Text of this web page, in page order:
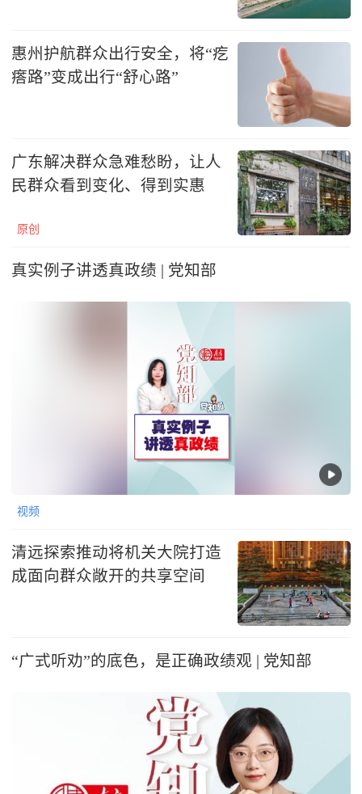
惠州护航群众出行安全，将“疙
瘩路”变成出行“舒心路”
广东解决群众急难愁盼，让人
民群众看到变化、得到实惠
原创
真实例子讲透真政绩 | 党知部
视频
清远探索推动将机关大院打造
成面向群众敞开的共享空间
“广式听劝”的底色，是正确政绩观 | 党知部